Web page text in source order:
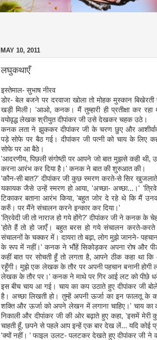
MAY 10, 2011
लघुकथाएँ
इस्तेमाल- सुभाष नीरव
डोर- बेल बजने पर दरवाजा खोला तो मोहक मुस्कान
खड़ी मिली। 'आओ, कनक। मैं तुम्हारी ही प्रतीक्षा कर रहा
वयोवृद्ध लेखक श्रीयुत दीपांकर जी उसे देखकर चहक उठे।
कनक लता ने झुककर दीपांकर जी के चरण छुए और
पड़े सोफे पर बैठ गई। दीपांकर जी पत्नी को चाय के लिए
सोफे पर आ बैठे।
'आदरणीय, पिछली संगोष्ठी पर आपने जो बात मुझसे कही
करना आरंभ कर दिया है।' कनक ने बात की शुरुआत की।
'कौन-सी बात?' दीपांकर जी कुछ स्मरण करते-से सिर
यकायक जैसे उन्हें स्मरण हो आया, 'अच्छा- अच्छा...।'
टिकाकर बताना आरंभ किया, 'बहुत जोर दे रहे थे कि मैं
करुँ। पर मैंने संचालन करने इन्कार कर दिया।'
'त्रिवेदी जी तो नाराज हो गये होंगे?' दीपांकर जी ने कनक के
'होते हैं तो हो जाएँ। बहुत बरस हो गये संचालन करते-
संचालनों के चक्कर में। दायरा तो बढ़ा, लोग मुझे जानने-
के रूप में नहीं।' कनक ने भौंहें सिकोड़कर अपना रोष और
कहीं बात पर सोचती हूँ तो लगता है, आपने ठीक कहा था
रहूँगी। मुझे एक लेखक के तौर पर अपनी पहचान बनानी होगी
लेखक के तौर पर।' कनक ने माथे पर गिर आई लट को पीछे
इस बीच चाय आ गई। चाय का कप उठाते हुए दीपांकर जी
है। अच्छा लिखती हो। तुम्हें अपनी ऊर्जा का इन फालतू के
शक्ति और ऊर्जा को अपने लेखन में लगाना चाहिए।' चाय
निकाली और दीपांकर जी की ओर बढ़ाते हुए कहा, 'इसमें मेरी
चाहती हूँ, छपने से पहले आप इन्हें एक बार देख लें... यदि कोई
'क्यों नहीं। ' फाइल उलट- पलटकर देखते हुए दीपांकर जी ने